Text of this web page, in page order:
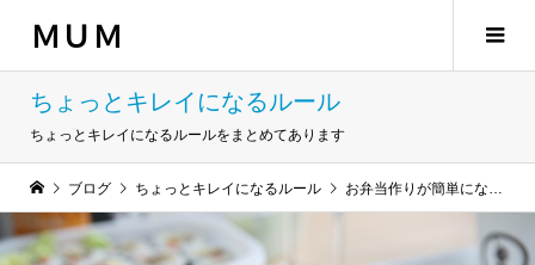
ＭＵＭ
ちょっとキレイになるルール
ちょっとキレイになるルールをまとめてあります
ブログ ちょっとキレイになるルール お弁当作りが簡単になる？【海外のアイデア、レシピ集】